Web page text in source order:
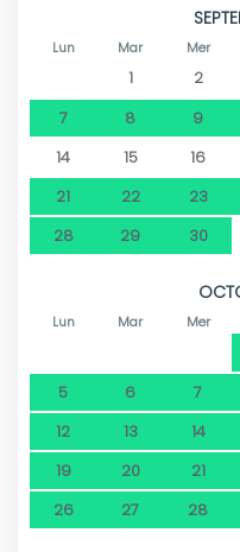
Lun Mar Mer
1 2
7
8 9
14
15 16
21
22 23
28
29 30
Lun Mar Mer
5
6 7
12
13 14
19
20 21
26
27 28